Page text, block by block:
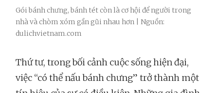
Gói bánh chưng, bánh tét còn là cơ hội để người trong
nhà và chòm xóm gần gũi nhau hơn | Nguồn:
dulichvietnam.com
Thứ tư, trong bối cảnh cuộc sống hiện đại,
việc “có thể nấu bánh chưng” trở thành một